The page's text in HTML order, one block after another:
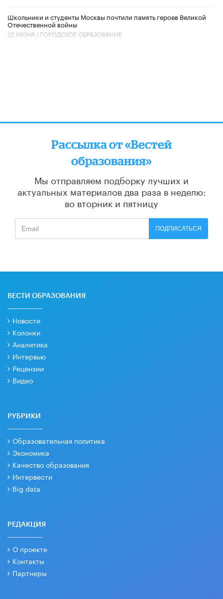
Школьники и студенты Москвы почтили память героев Великой
Отечественной войны
22 ИЮНЯ / ГОРОДСКОЕ ОБРАЗОВАНИЕ
Рассылка от «Вестей
образования»
Мы отправляем подборку лучших и
актуальных материалов два раза в неделю:
во вторник и пятницу
ПОДПИСАТЬСЯ
ВЕСТИ ОБРАЗОВАНИЯ
Новости
Колонки
Аналитика
Интервью
Рецензии
Видео
РУБРИКИ
Образовательная политика
Экономика
Качество образования
Интервести
Big data
РЕДАКЦИЯ
О проекте
Контакты
Партнеры